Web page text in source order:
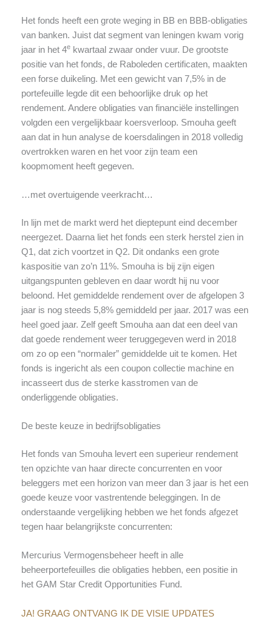
Het fonds heeft een grote weging in BB en BBB-obligaties
van banken. Juist dat segment van leningen kwam vorig
jaar in het 4ekwartaal zwaar onder vuur. De grootste
positie van het fonds, de Raboleden certificaten, maakten
een forse duikeling. Met een gewicht van 7,5% in de
portefeuille legde dit een behoorlijke druk op het
rendement. Andere obligaties van financiële instellingen
volgden een vergelijkbaar koersverloop. Smouha geeft
aan dat in hun analyse de koersdalingen in 2018 volledig
overtrokken waren en het voor zijn team een
koopmoment heeft gegeven.
…met overtuigende veerkracht…
In lijn met de markt werd het dieptepunt eind december
neergezet. Daarna liet het fonds een sterk herstel zien in
Q1, dat zich voortzet in Q2. Dit ondanks een grote
kaspositie van zo’n 11%. Smouha is bij zijn eigen
uitgangspunten gebleven en daar wordt hij nu voor
beloond. Het gemiddelde rendement over de afgelopen 3
jaar is nog steeds 5,8% gemiddeld per jaar. 2017 was een
heel goed jaar. Zelf geeft Smouha aan dat een deel van
dat goede rendement weer teruggegeven werd in 2018
om zo op een “normaler” gemiddelde uit te komen. Het
fonds is ingericht als een coupon collectie machine en
incasseert dus de sterke kasstromen van de
onderliggende obligaties.
De beste keuze in bedrijfsobligaties
Het fonds van Smouha levert een superieur rendement
ten opzichte van haar directe concurrenten en voor
beleggers met een horizon van meer dan 3 jaar is het een
goede keuze voor vastrentende beleggingen. In de
onderstaande vergelijking hebben we het fonds afgezet
tegen haar belangrijkste concurrenten:
Mercurius Vermogensbeheer heeft in alle
beheerportefeuilles die obligaties hebben, een positie in
het GAM Star Credit Opportunities Fund.
JA! GRAAG ONTVANG IK DE VISIE UPDATES